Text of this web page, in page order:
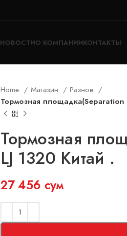
НОВОСТИО КОМПАНИИКОНТАКТЫ
Home Магазин
Разное
Тормозная площадка(Separation
Тормозная
LJ 1320 Китай .
27 456 сум